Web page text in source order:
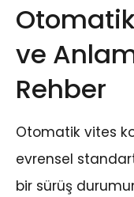
ve
Rehber
Otomatik vites
evrensel
bir sürüş